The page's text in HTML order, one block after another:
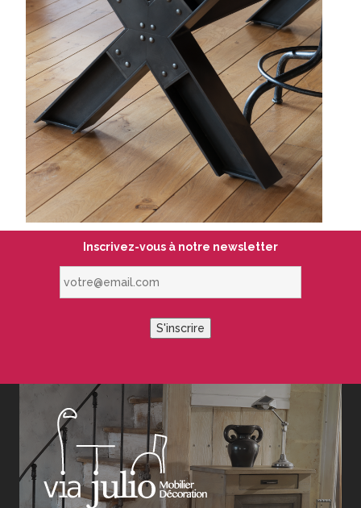
Inscrivez-vous à notre newsletter
S'inscrire